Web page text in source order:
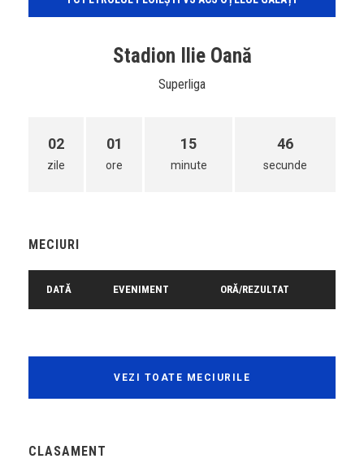
Stadion Ilie Oană
Superliga
02
zile
01
ore
15
minute
46
secunde
MECIURI
DATĂ EVENIMENT ORĂ/REZULTAT
VEZI TOATE MECIURILE
CLASAMENT